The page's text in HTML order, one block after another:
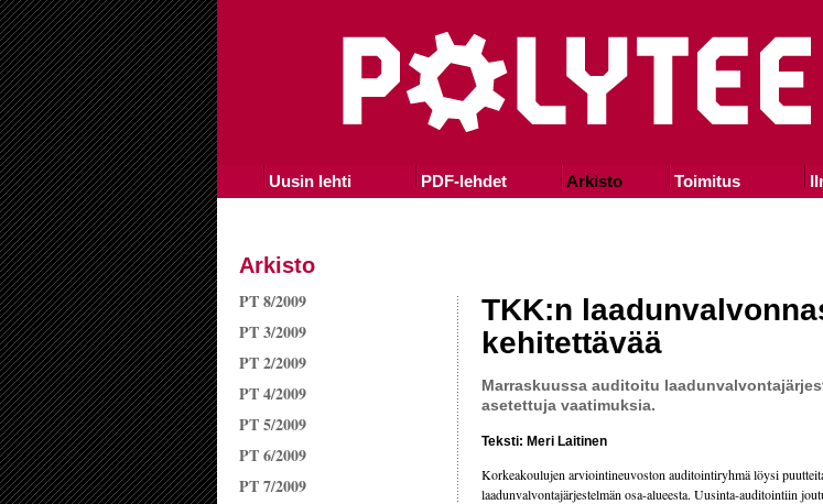
Uusin lehti PDF-lehdet Arkisto Toimitus
Arkisto
PT 8/2009
PT 3/2009
PT 2/2009
PT 4/2009
PT 5/2009
PT 6/2009
PT 7/2009
TKK:n
kehitettävää
Marraskuussa auditoitu
asetettuja vaatimuksia.
Teksti: Meri Laitinen
Korkeakoulujen arviointineuvoston auditointiryhmä löysi
laadunvalvontajärjestelmän osa-alueesta. Uusinta-auditointiin